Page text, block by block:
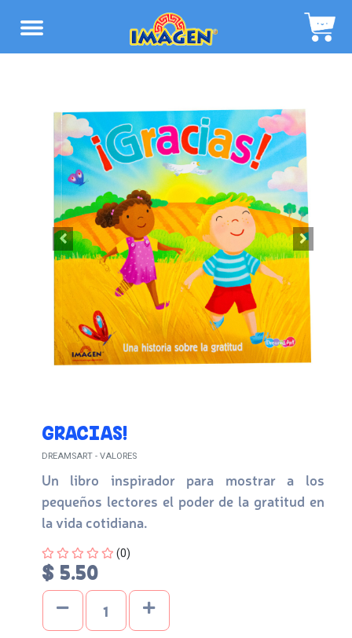
GRACIAS!
DREAMSART - VALORES
Un libro inspirador para mostrar a los
pequeños lectores el poder de la gratitud en
la vida cotidiana.
Four out of Five Stars
(0)
$ 5.50